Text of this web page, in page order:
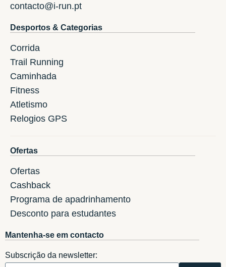
contacto@i-run.pt
Desportos & Categorias
Corrida
Trail Running
Caminhada
Fitness
Atletismo
Relogios GPS
Ofertas
Ofertas
Cashback
Programa de apadrinhamento
Desconto para estudantes
Mantenha-se em contacto
Subscrição da newsletter: